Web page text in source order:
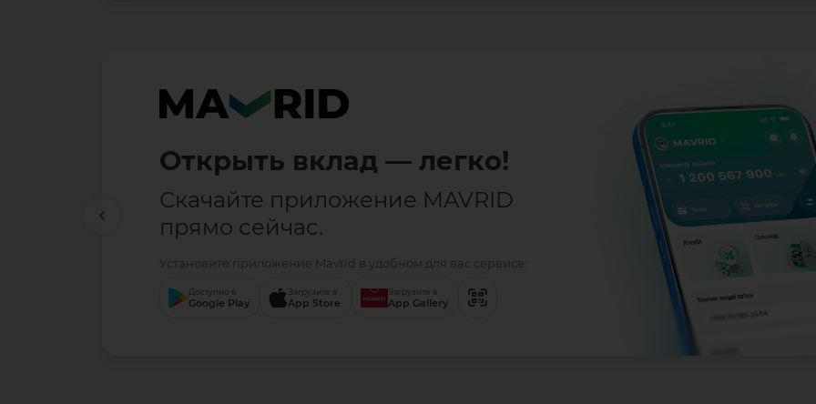
Открыть вклад — легко!
Скачайте приложение MAVRID
прямо сейчас.
Установите приложение Mavrid в удобном для вас сервисе:
Доступно в
Google Play
Загрузите в
App Store
Загрузите в
App Gallery